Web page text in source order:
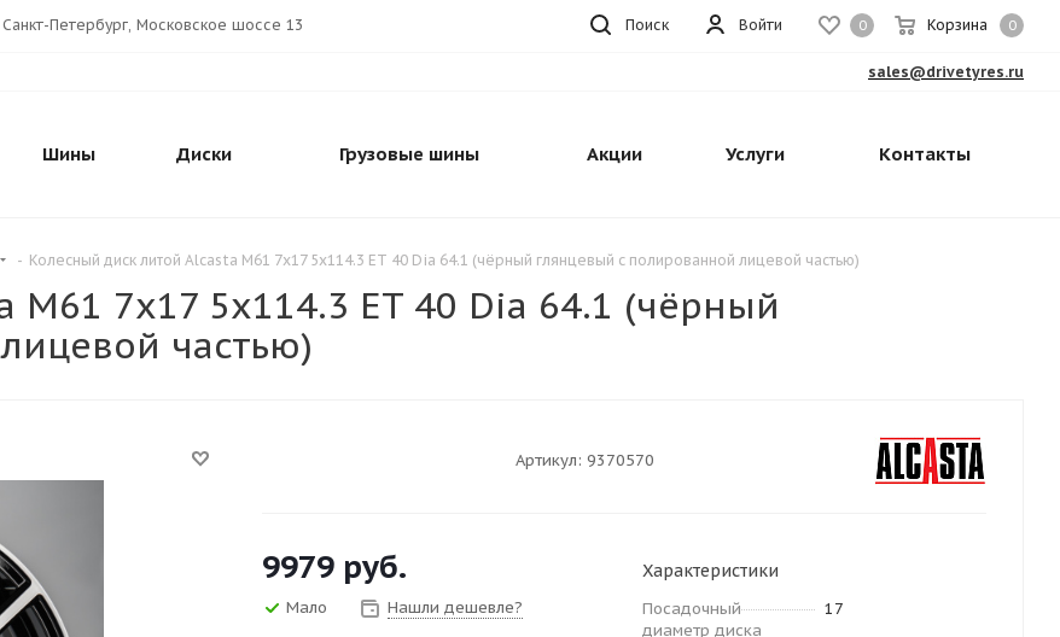
0 Корзина 0
Войти
Санкт-Петербург, Московское шоссе 13 Поиск
sales@drivetyres.ru
Шины Диски Грузовые шины Акции Услуги Контакты
- Колесный диск литой Alcasta M61 7x17 5x114.3 ET 40 Dia 64.1 (чёрный глянцевый с полированной лицевой частью)
M61 7x17 5x114.3 ET 40 Dia 64.1 (чёрный
частью)
Артикул: 9370570
9979 руб.
Мало Нашли дешевле?
Характеристики
Посадочный
диаметр диска
17